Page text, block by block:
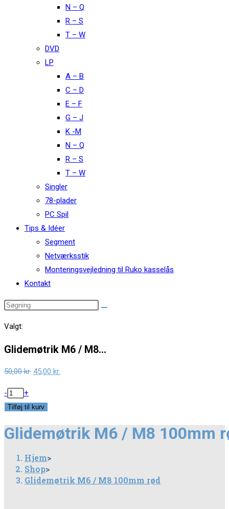
N – Q
R – S
T – W
DVD
LP
A – B
C – D
E – F
G – J
K -M
N – Q
R – S
T – W
Singler
78-plader
PC Spil
Tips & Idéer
Segment
Netværksstik
Monteringsvejledning til Ruko kasselås
Kontakt
Valgt:
Glidemøtrik M6 / M8…
50,00kr. Original
50,00 kr..
45,00 kr.
Glidemøtrik
M6
M8
antal
- +
Tilføj til kurv
Glidemøtrik M6 / M8 100mm
Hjem>
Shop>
Glidemøtrik M6 / M8 100mm rød